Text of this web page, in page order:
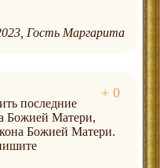
Гость Маргарита
последние
Божией Матери,
Божией Матери.